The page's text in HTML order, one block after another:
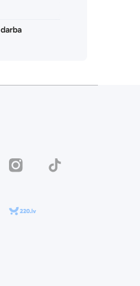
UC_0AFQU6kvlRNcP3KYPvSpg
dealinestore/
instagramcom/dealinestore/
tiktokcom/
venue/dealinestore
en/3-riga/p/112011-
store